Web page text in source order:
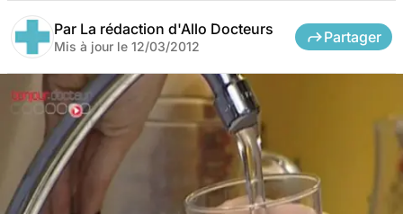
Par La rédaction d'Allo Docteurs
Mis à jour le 12/03/2012
Partager